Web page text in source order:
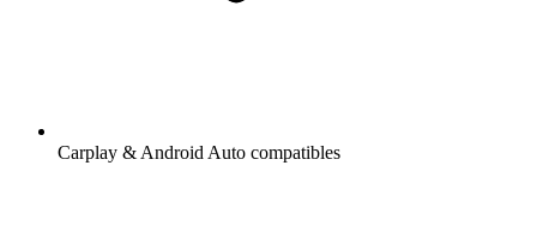
Carplay & Android Auto compatibles